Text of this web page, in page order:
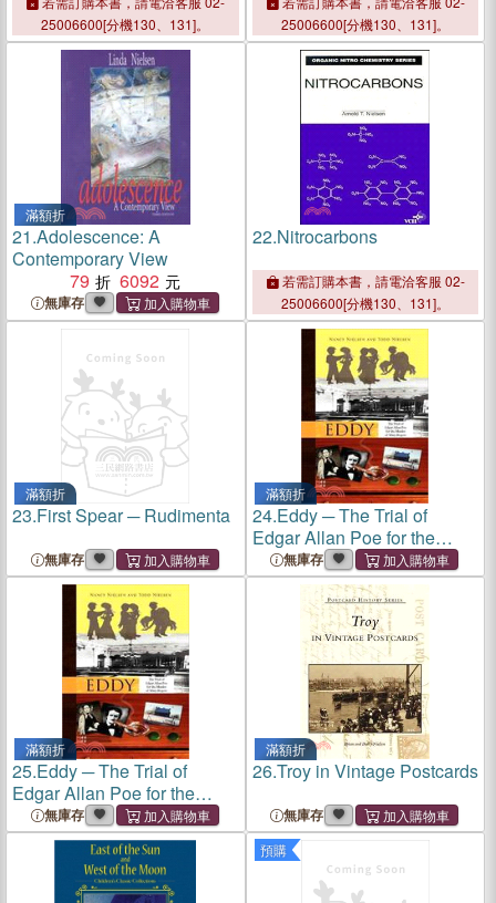
25006600[分機130、131]。
25006600[分機130、131]。
滿額折
21.Adolescence: A
Contemporary View
79
6092
無庫存
22.Nitrocarbons
若需訂購本書，請電洽客服 02-
25006600[分機130、131]。
滿額折
23.First Spear ─ Rudimenta
無庫存
滿額折
24.Eddy ─ The Trial of
Edgar Allan Poe for the
Murder of Mary Rogers
無庫存
滿額折
25.Eddy ─ The Trial of
Edgar Allan Poe for the
Murder of Mary Rogers
無庫存
滿額折
26.Troy in Vintage Postcards
無庫存
預購